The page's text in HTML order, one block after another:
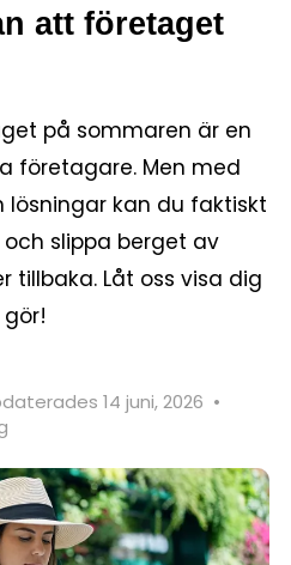
att företaget
på sommaren är en
företagare. Men med
kan du faktiskt
slippa berget av
tillbaka. Låt oss visa dig
14 juni, 2026 •